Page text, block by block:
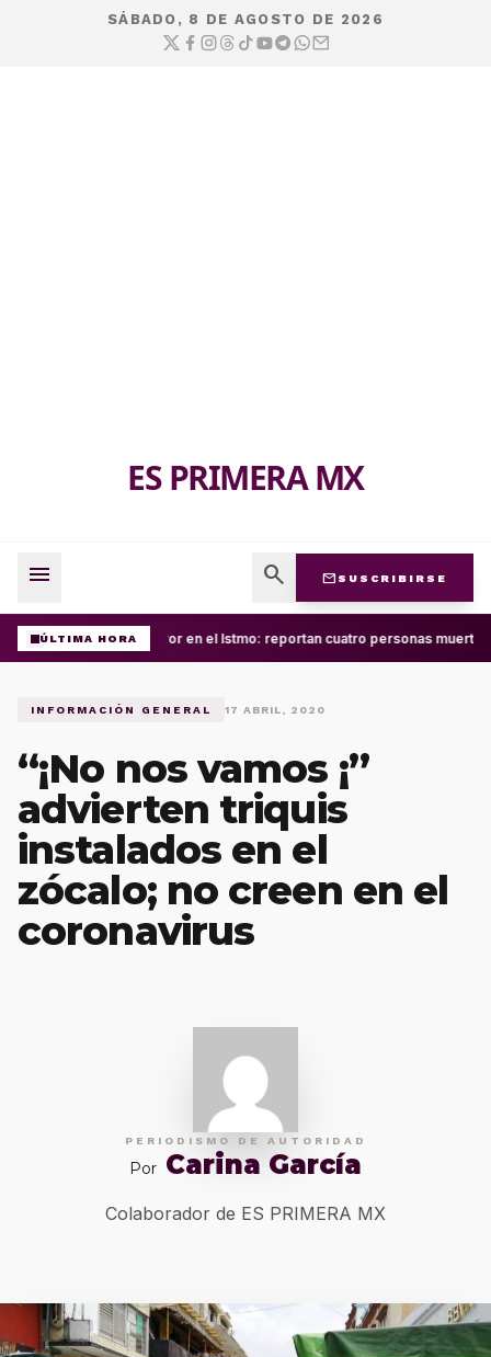
SÁBADO, 8 DE AGOSTO DE 2026
ES PRIMERA MX
menu search mail SUSCRIBIRSE
ÚLTIMA HORA Terror en el Istmo: reportan cuatro personas
INFORMACIÓN GENERAL 17 ABRIL, 2020
“¡No nos vamos ¡”
advierten triquis
instalados en el
zócalo; no creen en el
coronavirus
PERIODISMO DE AUTORIDAD
Por Carina García
Colaborador de ES PRIMERA MX